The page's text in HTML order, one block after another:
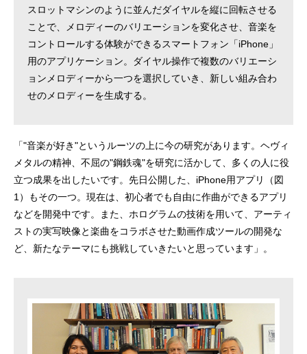
スロットマシンのように並んだダイヤルを縦に回転させる
ことで、メロディーのバリエーションを変化させ、音楽を
コントロールする体験ができるスマートフォン「iPhone」
用のアプリケーション。ダイヤル操作で複数のバリエーシ
ョンメロディーから一つを選択していき、新しい組み合わ
せのメロディーを生成する。
「"音楽が好き"というルーツの上に今の研究があります。ヘヴィ
メタルの精神、不屈の"鋼鉄魂"を研究に活かして、多くの人に役
立つ成果を出したいです。先日公開した、iPhone用アプリ（図
1）もその一つ。現在は、初心者でも自由に作曲ができるアプリ
などを開発中です。また、ホログラムの技術を用いて、アーティ
ストの実写映像と楽曲をコラボさせた動画作成ツールの開発な
ど、新たなテーマにも挑戦していきたいと思っています」。